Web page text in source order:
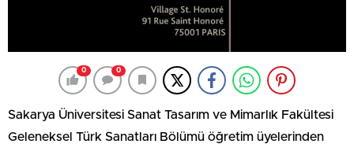
0 0
Sakarya Üniversitesi Sanat Tasarım ve Mimarlık Fakültesi
Geleneksel Türk Sanatları Bölümü öğretim üyelerinden